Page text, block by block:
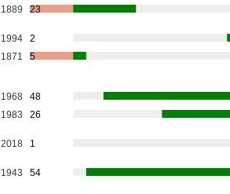
1889 23
1994
2
1871 5
1968
48
1983 26
2018 1
1943 54